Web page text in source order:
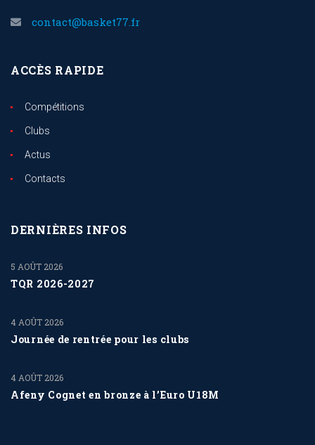
contact@basket77.fr
ACCÈS RAPIDE
Compétitions
Clubs
Actus
Contacts
DERNIÈRES INFOS
TQR 2026-2027
5 AOÛT 2026
Journée de rentrée pour les clubs
4 AOÛT 2026
Afeny Cognet en bronze à l’Euro U18M
4 AOÛT 2026